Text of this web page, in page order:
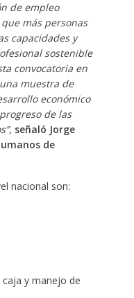
de empleo
más personas
capacidades y
sostenible
convocatoria en
muestra de
económico
de las
, señaló Jorge
de
nacional son:
y manejo de